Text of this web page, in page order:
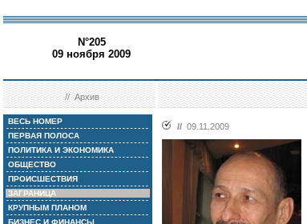
N°205
09 ноября 2009
//Архив
ВЕСЬ НОМЕР
ПЕРВАЯ ПОЛОСА
ПОЛИТИКА И ЭКОНОМИКА
ОБЩЕСТВО
ПРОИСШЕСТВИЯ
ЗАГРАНИЦА
КРУПНЫМ ПЛАНОМ
БИЗНЕС И ФИНАНСЫ
// 09.11.2009